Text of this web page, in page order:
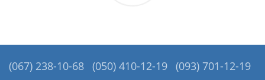
(067) 238-10-68 (050) 410-12-19 (093) 701-12-19